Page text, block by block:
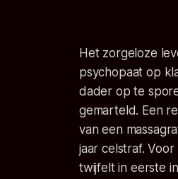
Het zorgeloze
psychopaat op
dader op te
gemarteld. Een
van een
jaar celstraf.
twijfelt in eerste